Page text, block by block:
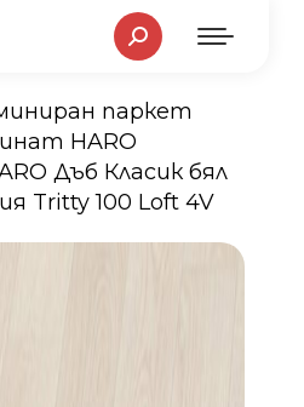
Search:
are here:
паркет
HARO
Дъб Класик бял
Tritty 100 Loft 4V